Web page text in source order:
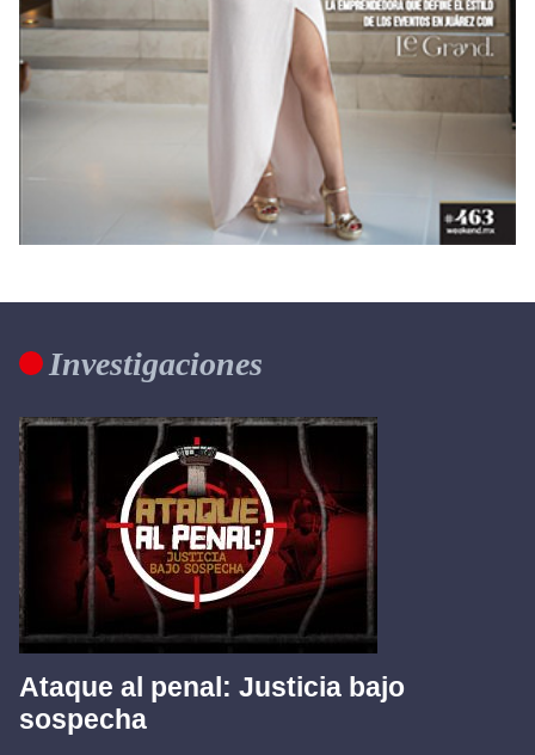
Investigaciones
Ataque al penal: Justicia bajo
sospecha